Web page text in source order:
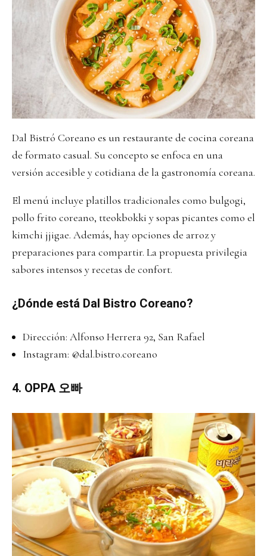
Dal Bistró Coreano es un restaurante de cocina coreana
de formato casual. Su concepto se enfoca en una
versión accesible y cotidiana de la gastronomía coreana.
El menú incluye platillos tradicionales como bulgogi,
pollo frito coreano, tteokbokki y sopas picantes como el
kimchi jjigae. Además, hay opciones de arroz y
preparaciones para compartir. La propuesta privilegia
sabores intensos y recetas de confort.
¿Dónde está Dal Bistro Coreano?
Dirección: Alfonso Herrera 92, San Rafael
Instagram: @dal.bistro.coreano
4. OPPA 오빠